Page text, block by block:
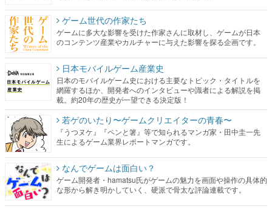
ゲーム世代の作家たち
ゲームに多大な影響を受けた作家さんに取材し、ゲームが日本
のコンテンツ産業やカルチャーに与えた影響を探る企画です。
日本モバイルゲーム産業史
日本のモバイルゲーム史における主要なトピック・タイトルを
網羅するほか、開発者へのインタビューや識者による解説を掲
載。約20年の歴史が一望できる決定版！
若ゲのいたり〜ゲームクリエイターの青春〜
『うつヌケ』『ペンと箸』等で知られるマンガ家・田中圭一先
生によるゲーム業界レポートマンガです。
なんでゲームは面白い？
ゲーム開発者・hamatsu氏がゲームの魅力を画面や操作の具体的
な形から解き明かしていく、硬派で骨太な評論連載です。